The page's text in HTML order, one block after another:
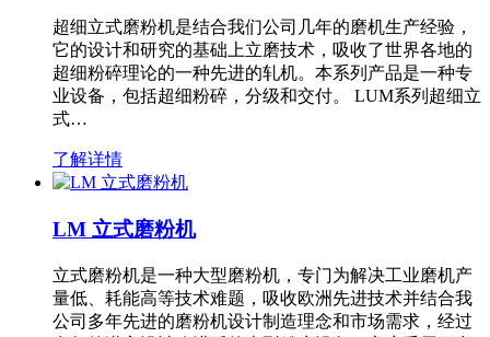
超细立式磨粉机是结合我们公司几年的磨机生产经验，
它的设计和研究的基础上立磨技术，吸收了世界各地的
超细粉碎理论的一种先进的轧机。本系列产品是一种专
业设备，包括超细粉碎，分级和交付。 LUM系列超细立
式…
了解详情
LM 立式磨粉机
立式磨粉机是一种大型磨粉机，专门为解决工业磨机产
量低、耗能高等技术难题，吸收欧洲先进技术并结合我
公司多年先进的磨粉机设计制造理念和市场需求，经过